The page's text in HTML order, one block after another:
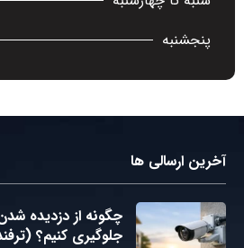
پنجشنبه
آخرین ارسالی ها
چگونه از دزدیده
جلوگیری کنیم؟